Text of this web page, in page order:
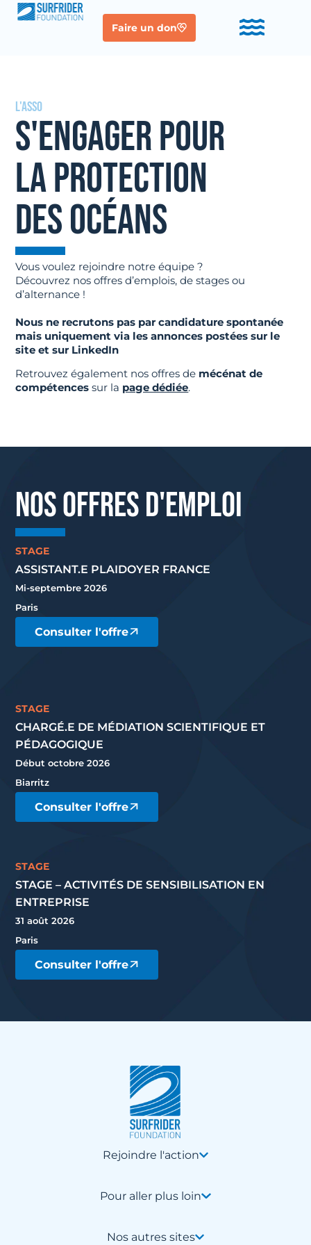
Faire un don
L'asso
S'ENGAGER POUR
LA PROTECTION
DES OCÉANS
Vous voulez rejoindre notre équipe ?
Découvrez nos offres d’emplois, de stages ou
d’alternance !
Nous ne recrutons pas par candidature spontanée
mais uniquement via les annonces postées sur le
site et sur LinkedIn
Retrouvez également nos offres de mécénat de
compétences sur la page dédiée.
NOS OFFRES D'EMPLOI
STAGE
ASSISTANT.E PLAIDOYER FRANCE
Mi-septembre 2026
Paris
Consulter l'offre
STAGE
CHARGÉ.E DE MÉDIATION SCIENTIFIQUE ET
PÉDAGOGIQUE
Début octobre 2026
Biarritz
Consulter l'offre
STAGE
STAGE – ACTIVITÉS DE SENSIBILISATION EN
ENTREPRISE
31 août 2026
Paris
Consulter l'offre
Rejoindre l'action
Pour aller plus loin
Nos autres sites